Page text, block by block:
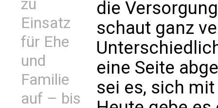
zu
Einsatz
für Ehe
und
Familie
auf – bis
die
schaut ganz
eine Seite
sei es, sich